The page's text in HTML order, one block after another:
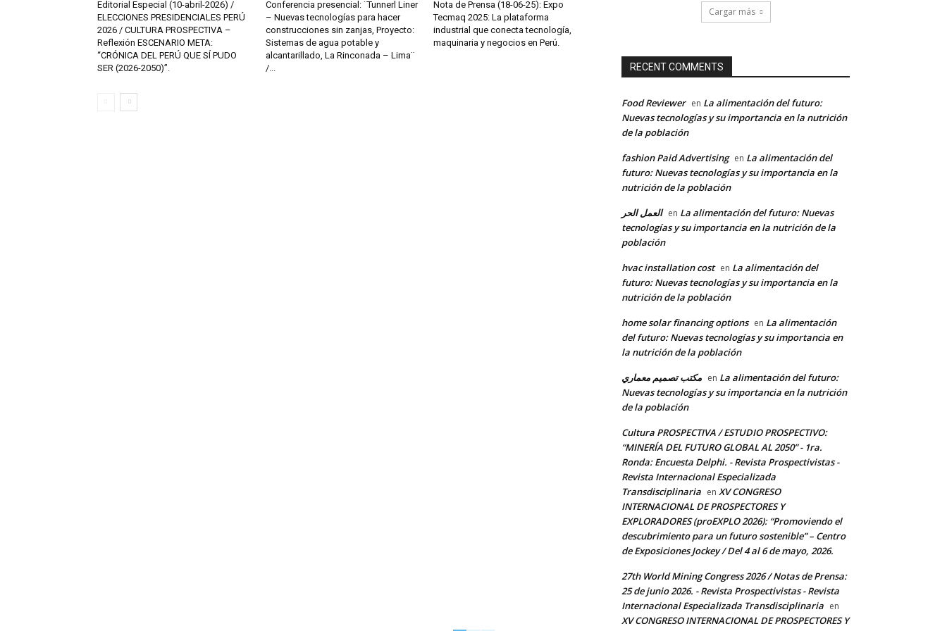
Editorial Especial (10-abril-2026) /
ELECCIONES PRESIDENCIALES PERÚ
2026 / CULTURA PROSPECTIVA –
Reflexión ESCENARIO META:
“CRÓNICA DEL PERÚ QUE SÍ PUDO
SER (2026-2050)”.
Conferencia presencial: ¨Tunnerl Liner
– Nuevas tecnologías para hacer
construcciones sin zanjas, Proyecto:
Sistemas de agua potable y
alcantarillado, La Rinconada – Lima¨
/...
Nota de Prensa (18-06-25): Expo
Tecmaq 2025: La plataforma
industrial que conecta tecnología,
maquinaria y negocios en Perú.
Cargar más
RECENT COMMENTS
Food Reviewer en La alimentación del futuro:
Nuevas tecnologías y su importancia en la nutrición
de la población
fashion Paid Advertising en La alimentación del
futuro: Nuevas tecnologías y su importancia en la
nutrición de la población
العمل الحر en La alimentación del futuro: Nuevas
tecnologías y su importancia en la nutrición de la
población
hvac installation cost en La alimentación del
futuro: Nuevas tecnologías y su importancia en la
nutrición de la población
home solar financing options en La alimentación
del futuro: Nuevas tecnologías y su importancia en
la nutrición de la población
مكتب تصميم معماري en La alimentación del futuro:
Nuevas tecnologías y su importancia en la nutrición
de la población
Cultura PROSPECTIVA / ESTUDIO PROSPECTIVO:
“MINERÍA DEL FUTURO GLOBAL AL 2050” - 1ra.
Ronda: Encuesta Delphi. - Revista Prospectivistas -
Revista Internacional Especializada
Transdisciplinaria en XV CONGRESO
INTERNACIONAL DE PROSPECTORES Y
EXPLORADORES (proEXPLO 2026): “Promoviendo el
descubrimiento para un futuro sostenible” – Centro
de Exposiciones Jockey / Del 4 al 6 de mayo, 2026.
27th World Mining Congress 2026 / Notas de Prensa:
25 de junio 2026. - Revista Prospectivistas - Revista
Internacional Especializada Transdisciplinaria en
XV CONGRESO INTERNACIONAL DE PROSPECTORES Y